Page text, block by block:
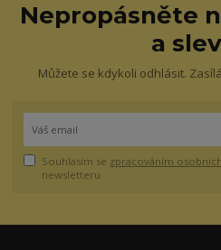
Nepropásněte
a
Můžete se kdykoli odhlásit.
Souhlasím se zpracováním
newsletteru.